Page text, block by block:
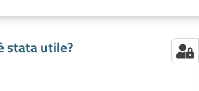
stata utile?